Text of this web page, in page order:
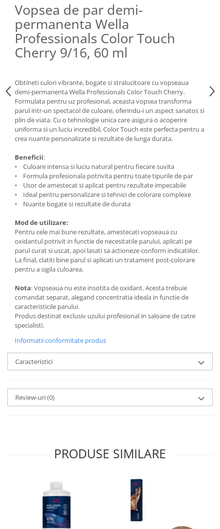
Vopsea de par demi-
permanenta Wella
Professionals Color Touch
Cherry 9/16, 60 ml
Obtineti culori vibrante, bogate si stralucitoare cu vopseaua
demi-permanenta Wella Professionals Color Touch Cherry.
Formulata pentru uz profesional, aceasta vopsea transforma
parul intr-un spectacol de culoare, oferindu-i un aspect sanatos si
plin de viata. Cu o tehnologie unica care asigura o acoperire
uniforma si un luciu incredibil, Color Touch este perfecta pentru a
crea nuante personalizate si rezultate de lunga durata.
Beneficii:
• Culoare intensa si luciu natural pentru fiecare suvita
• Formula profesionala potrivita pentru toate tipurile de par
• Usor de amestecat si aplicat pentru rezultate impecabile
• Ideal pentru personalizare si tehnici de colorare complexe
• Nuante bogate si rezultate de durata
Mod de utilizare:
Pentru cele mai bune rezultate, amestecati vopseaua cu
oxidantul potrivit in functie de necesitatile parului, aplicati pe
parul curat si uscat, apoi lasati sa actioneze conform indicatiilor.
La final, clatiti bine parul si aplicati un tratament post-colorare
pentru a sigila culoarea.
Nota: Vopseaua nu este insotita de oxidant. Acesta trebuie
comandat separat, alegand concentratia ideala in functie de
caracteristicile parului.
Produs destinat exclusiv uzului profesional in saloane de catre
specialisti.
Informatii conformitate produs
Caracteristici
Review-uri(0)
PRODUSE SIMILARE